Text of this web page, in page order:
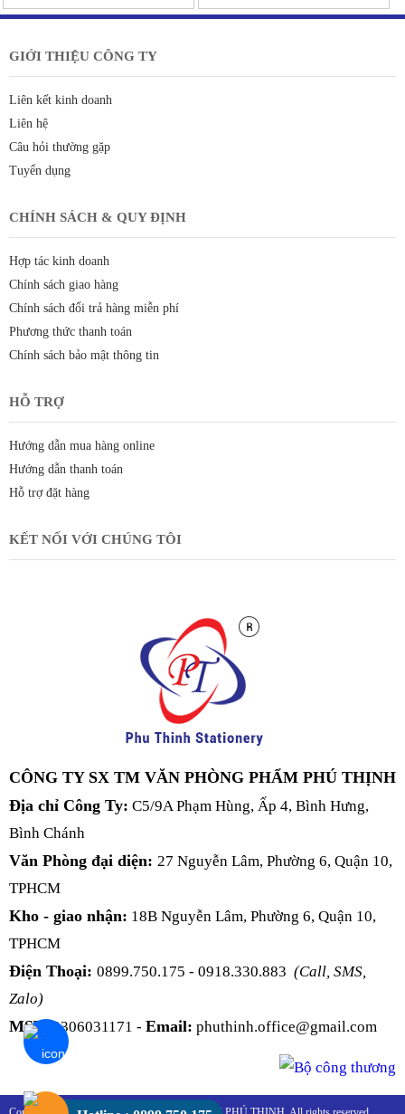
GIỚI THIỆU CÔNG TY
Liên kết kinh doanh
Liên hệ
Câu hỏi thường gặp
Tuyển dụng
CHÍNH SÁCH & QUY ĐỊNH
Hợp tác kinh doanh
Chính sách giao hàng
Chính sách đổi trả hàng miễn phí
Phương thức thanh toán
Chính sách bảo mật thông tin
HỖ TRỢ
Hướng dẫn mua hàng online
Hướng dẫn thanh toán
Hỗ trợ đặt hàng
KẾT NỐI VỚI CHÚNG TÔI
CÔNG TY SX TM VĂN PHÒNG PHẨM PHÚ THỊNH
Địa chỉ Công Ty: C5/9A Phạm Hùng, Ấp 4, Bình Hưng,
Bình Chánh
Văn Phòng đại diện: 27 Nguyễn Lâm, Phường 6, Quận 10,
TPHCM
Kho - giao nhận: 18B Nguyễn Lâm, Phường 6, Quận 10,
TPHCM
Điện Thoại: 0899.750.175 - 0918.330.883 (Call, SMS,
Zalo)
MST: 0306031171 - Email: phuthinh.office@gmail.com